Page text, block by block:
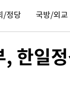
멕시코산 할라피뇨"--
장 끼임 사망 관련 압
원
보합…1%대 상승 출발
승한 807.62개장
/정당 국방/외교
한일